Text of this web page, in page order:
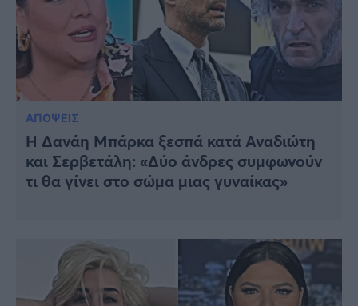
ΑΠΟΨΕΙΣ
Η Δανάη Μπάρκα ξεσπά κατά Αναδιώτη
και Σερβετάλη: «Δύο άνδρες συμφωνούν
τι θα γίνει στο σώμα μιας γυναίκας»